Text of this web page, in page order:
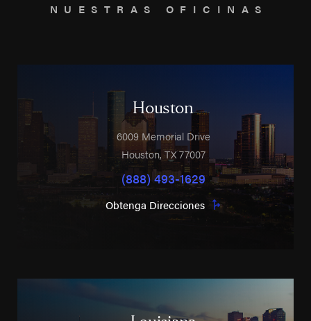
NUESTRAS OFICINAS
Houston
6009 Memorial Drive
Houston,TX 77007
(888) 493-1629
Obtenga Direcciones